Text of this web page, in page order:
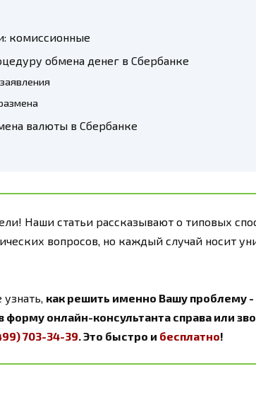
комиссионные
обмена денег в Сбербанке
валюты в Сбербанке
Наши статьи рассказывают о типовых
вопросов, но каждый случай носит
как решить именно Вашу проблему -
форму онлайн-консультанта справа или
703-34-39. Это быстро и бесплатно!